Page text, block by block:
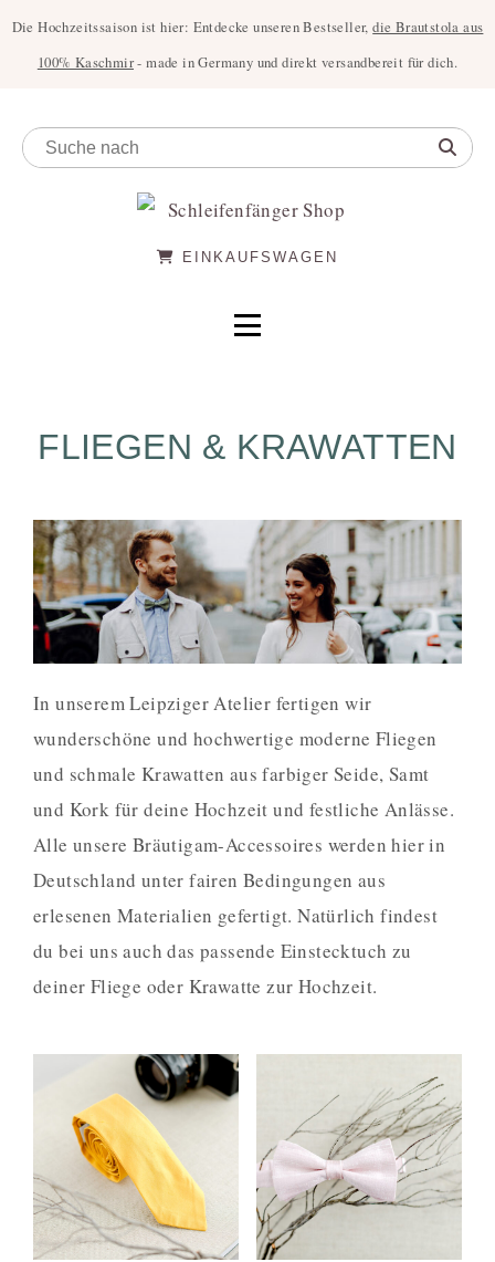
Die Hochzeitssaison ist hier: Entdecke unseren Bestseller,die Brautstola aus
100% Kaschmir- made in Germany und direkt versandbereit für dich.
EINKAUFSWAGEN
FLIEGEN & KRAWATTEN
In unserem Leipziger Atelier fertigen wir
wunderschöne und hochwertige moderne Fliegen
und schmale Krawatten aus farbiger Seide, Samt
und Kork für deine Hochzeit und festliche Anlässe.
Alle unsere Bräutigam-Accessoires werden hier in
Deutschland unter fairen Bedingungen aus
erlesenen Materialien gefertigt. Natürlich findest
du bei uns auch das passende Einstecktuch zu
deiner Fliege oder Krawatte zur Hochzeit.